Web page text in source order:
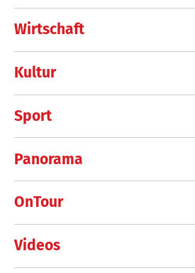
Wirtschaft
Kultur
Sport
Panorama
OnTour
Videos